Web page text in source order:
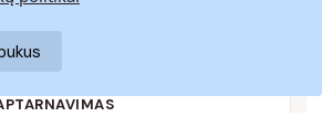
užtikrina aukščiausią jūsų duomenų